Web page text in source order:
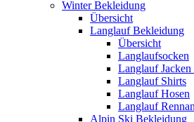
Winter Bekleidung
Übersicht
Langlauf Bekleidung
Übersicht
Langlaufsocken
Langlauf Jacken
Langlauf Shirts
Langlauf Hosen
Langlauf
Alpin Ski Bekleidung